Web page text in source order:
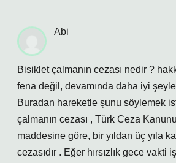
Abi
Bisiklet çalmanın cezası nedir ?
fena değil, devamında daha iyi
Buradan hareketle şunu söylemek
çalmanın cezası , Türk Ceza
maddesine göre, bir yıldan üç yıla
cezasıdır . Eğer hırsızlık gece vakti